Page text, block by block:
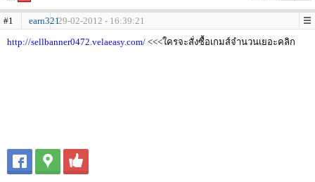
#1 earn32129-02-2012 - 16:39:21
http://sellbanner0472.velaeasy.com/ <<<ใครจะสั่งซื้อเกมส์จำนวนเยอะคลิก